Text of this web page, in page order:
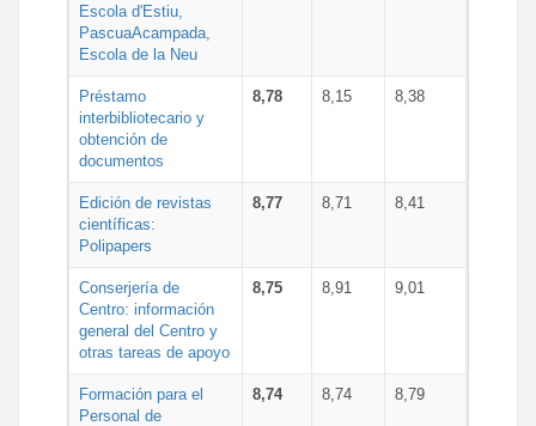
Escola d'Estiu,
PascuaAcampada,
Escola de la Neu
Préstamo
interbibliotecario y
obtención de
documentos
8,78 8,15 8,38
Edición de revistas
científicas:
Polipapers
8,77 8,71 8,41
Conserjería de
Centro: información
general del Centro y
otras tareas de apoyo
8,75 8,91 9,01
Formación para el
Personal de
8,74 8,74 8,79